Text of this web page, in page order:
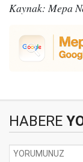
Kaynak: Mepa
HABERE